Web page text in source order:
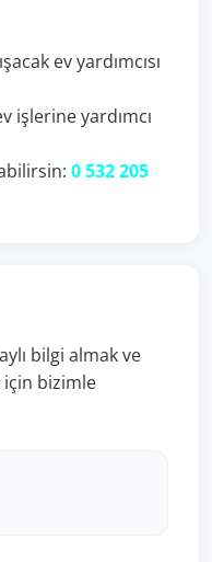
ev yardımcısı
işlerine yardımcı
0 532 205
bilgi almak ve
bizimle